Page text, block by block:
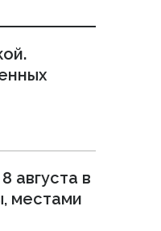
августа в
местами